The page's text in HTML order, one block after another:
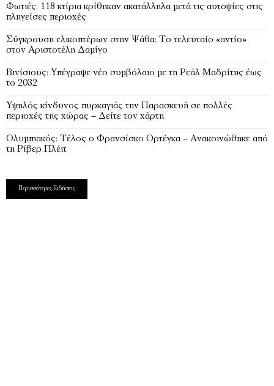
Φωτιές: 118 κτίρια κρίθηκαν ακατάλληλα μετά τις αυτοψίες στις
πληγείσες περιοχές
Σύγκρουση ελικοπτέρων στην Ψάθα: Tο τελευταίο «αντίο»
στον Αριστοτέλη Δαμίγο
Βινίσιους: Υπέγραψε νέο συμβόλαιο με τη Ρεάλ Μαδρίτης έως
το 2032
Υψηλός κίνδυνος πυρκαγιάς την Παρασκευή σε πολλές
περιοχές της χώρας – Δείτε τον χάρτη
Ολυμπιακός: Τέλος ο Φρανσίσκο Ορτέγκα – Ανακοινώθηκε από
τη Ρίβερ Πλέιτ
Περισσότερες Ειδήσεις